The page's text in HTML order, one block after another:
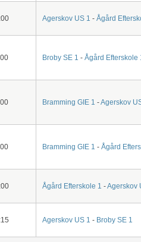
Agerskov US 1 - Ågård
Broby SE 1 - Ågård Efterskole
Bramming GIE 1 -Agerskov
Bramming GIE 1 - Ågård
Ågård Efterskole 1 -Agerskov
Agerskov US 1 - Broby SE 1